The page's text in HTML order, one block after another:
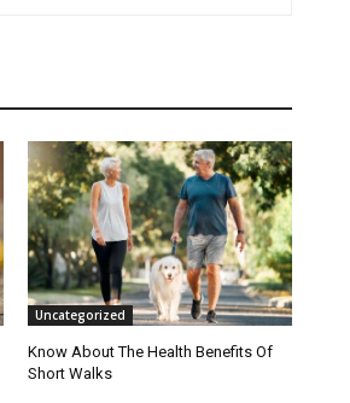
Uncategorized
Know About The Health Benefits Of
Short Walks